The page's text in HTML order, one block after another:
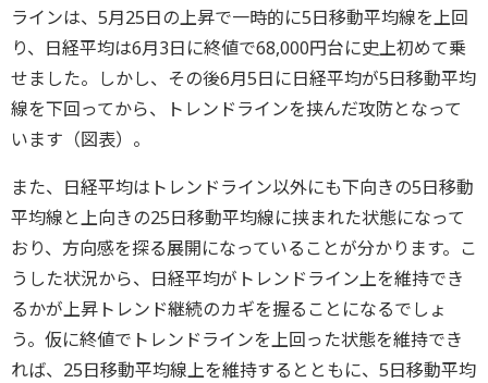
ラインは、5月25日の上昇で一時的に5日移動平均線を上回
り、日経平均は6月3日に終値で68,000円台に史上初めて乗
せました。しかし、その後6月5日に日経平均が5日移動平均
線を下回ってから、トレンドラインを挟んだ攻防となって
います（図表）。
また、日経平均はトレンドライン以外にも下向きの5日移動
平均線と上向きの25日移動平均線に挟まれた状態になって
おり、方向感を探る展開になっていることが分かります。こ
うした状況から、日経平均がトレンドライン上を維持でき
るかが上昇トレンド継続のカギを握ることになるでしょ
う。仮に終値でトレンドラインを上回った状態を維持でき
れば、25日移動平均線上を維持するとともに、5日移動平均